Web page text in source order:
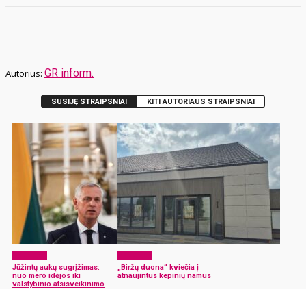
GR inform.
SUSIJĘ STRAIPSNIAI KITI AUTORIAUS STRAIPSNIAI
Jūžintų aukų sugrįžimas:
nuo mero idėjos iki
valstybinio atsisveikinimo
„Biržų duona“ kviečia į
atnaujintus kepinių namus